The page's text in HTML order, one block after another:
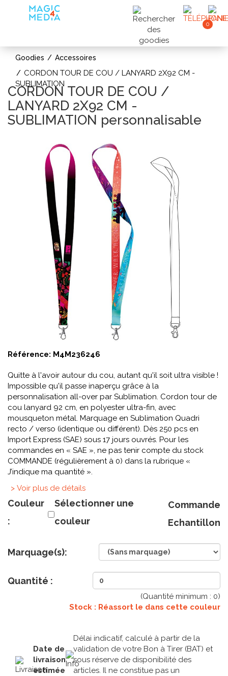
0
Goodies Accessoires
CORDON TOUR DE COU / LANYARD 2X92 CM -
SUBLIMATION
CORDON TOUR DE COU /
LANYARD 2X92 CM -
SUBLIMATION personnalisable
Référence: M4M236246
Quitte à l'avoir autour du cou, autant qu'il soit ultra visible !
Impossible qu'il passe inaperçu grâce à la
personnalisation all-over par Sublimation. Cordon tour de
cou lanyard 92 cm, en polyester ultra-fin, avec
mousqueton métal. Marquage en Sublimation Quadri
recto / verso (identique ou différent). Dès 250 pcs en
Import Express (SAE) sous 17 jours ouvrés. Pour les
commandes en « SAE », ne pas tenir compte du stock
COMMANDE (régulièrement à 0) dans la rubrique «
J’indique ma quantité ».
> Voir plus de détails
Couleur
:
Sélectionner une
couleur
Commande
Echantillon
Marquage(s):
Quantité :
(Quantité minimum : 0)
Stock : Réassort le dans cette couleur
Date de
livraison
estimée
Délai indicatif, calculé à partir de la
validation de votre Bon à Tirer (BAT) et
sous réserve de disponibilité des
articles. Il ne constitue pas un